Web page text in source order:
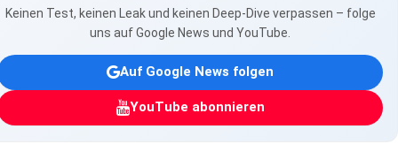
Keinen Test, keinen Leak und keinen Deep-Dive verpassen – folge
uns auf Google News und YouTube.
Auf Google News folgen
YouTube abonnieren